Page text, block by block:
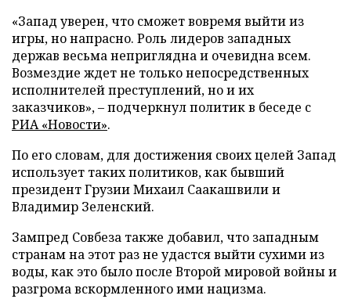
«Запад уверен, что сможет вовремя выйти из
игры, но напрасно. Роль лидеров западных
держав весьма неприглядна и очевидна всем.
Возмездие ждет не только непосредственных
исполнителей преступлений, но и их
заказчиков», – подчеркнул политик в беседе с
РИА «Новости».
По его словам, для достижения своих целей Запад
использует таких политиков, как бывший
президент Грузии Михаил Саакашвили и
Владимир Зеленский.
Зампред Совбеза также добавил, что западным
странам на этот раз не удастся выйти сухими из
воды, как это было после Второй мировой войны и
разгрома вскормленного ими нацизма.